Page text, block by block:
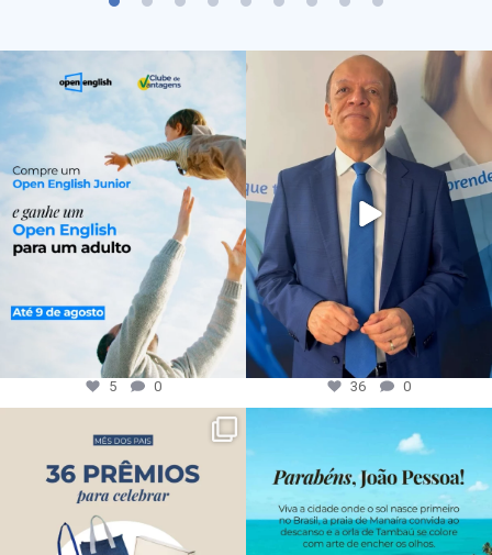
5 0 36 0